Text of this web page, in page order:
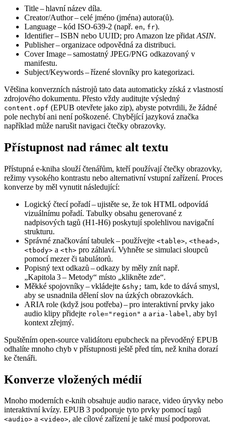
Title– hlavní název díla.
Creator/Author– celé jméno (jména) autora(ů).
Language– kód ISO‑639‑2 (např. en, fr).
Identifier– ISBN nebo UUID; pro Amazon lze přidat ASIN.
Publisher– organizace odpovědná za distribuci.
Cover Image– samostatný JPEG/PNG odkazovaný v
manifestu.
Subject/Keywords– řízené slovníky pro kategorizaci.
Většina konverzních nástrojů tato data automaticky získá z vlastností
zdrojového dokumentu. Přesto vždy auditujte výsledný
content.opf (EPUB otevřete jako zip), abyste potvrdili, že žádné
pole nechybí ani není poškozené. Chybějící jazyková značka
například může narušit navigaci čtečky obrazovky.
Přístupnost nad rámec alt textu
Přístupná e‑kniha slouží čtenářům, kteří používají čtečky obrazovky,
režimy vysokého kontrastu nebo alternativní vstupní zařízení. Proces
konverze by měl vynutit následující:
Logický čtecí pořadí– ujistěte se, že tok HTML odpovídá
vizuálnímu pořadí. Tabulky obsahu generované z
nadpisových tagů (H1‑H6) poskytují spolehlivou navigační
strukturu.
Správné značkování tabulek– používejte <table>, <thead>,
<tbody> a <th> pro záhlaví. Vyhněte se simulaci sloupců
pomocí mezer či tabulátorů.
Popisný text odkazů – odkazy by měly znít např.
„Kapitola 3 – Metody“ místo „klikněte zde“.
Měkké spojovníky– vkládejte &shy; tam, kde to dává smysl,
aby se usnadnila dělení slov na úzkých obrazovkách.
ARIA role (když jsou potřeba)– pro interaktivní prvky jako
audio klipy přidejte role="region" a aria‑label , aby byl
kontext zřejmý.
Spuštěním open‑source validátoru epubcheck na převoděný EPUB
odhalíte mnoho chyb v přístupnosti ještě před tím, než kniha dorazí
ke čtenáři.
Konverze vložených médií
Mnoho moderních e‑knih obsahuje audio narace, video úryvky nebo
interaktivní kvízy. EPUB 3 podporuje tyto prvky pomocí tagů
<audio> a <video>, ale cílové zařízení je také musí podporovat.